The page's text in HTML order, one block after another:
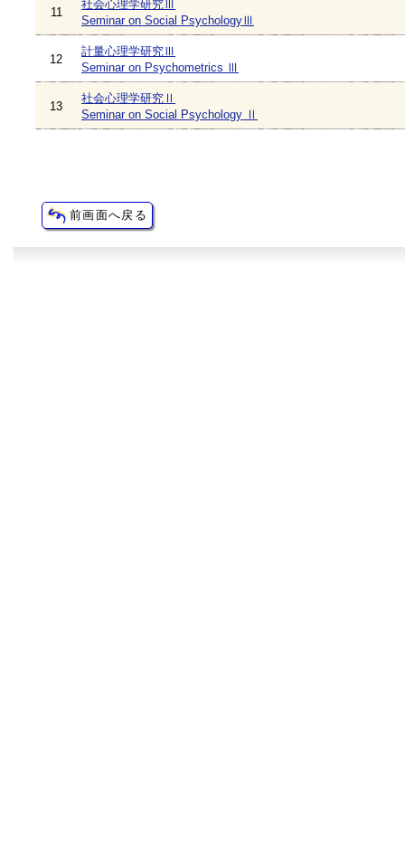
11
社会心理学研究Ⅲ
Seminar on Social PsychologyⅢ
12
計量心理学研究Ⅲ
Seminar on Psychometrics Ⅲ
13
社会心理学研究Ⅱ
Seminar on Social Psychology Ⅱ